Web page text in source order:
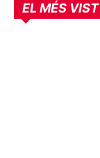
EL MÉS VIST